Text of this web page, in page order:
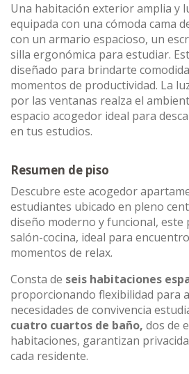
Una habitación exterior amplia y
equipada con una cómoda cama
con un armario espacioso, un
silla ergonómica para estudiar.
diseñado para brindarte
momentos de productividad. La
por las ventanas realza el
espacio acogedor ideal para
en tus estudios.
Resumen de piso
Descubre este acogedor
estudiantes ubicado en pleno
diseño moderno y funcional, este
salón-cocina, ideal para
momentos de relax.
Consta de seis habitaciones
proporcionando flexibilidad para
necesidades de convivencia
cuatro cuartos de baño, dos de
habitaciones, garantizan
cada residente.